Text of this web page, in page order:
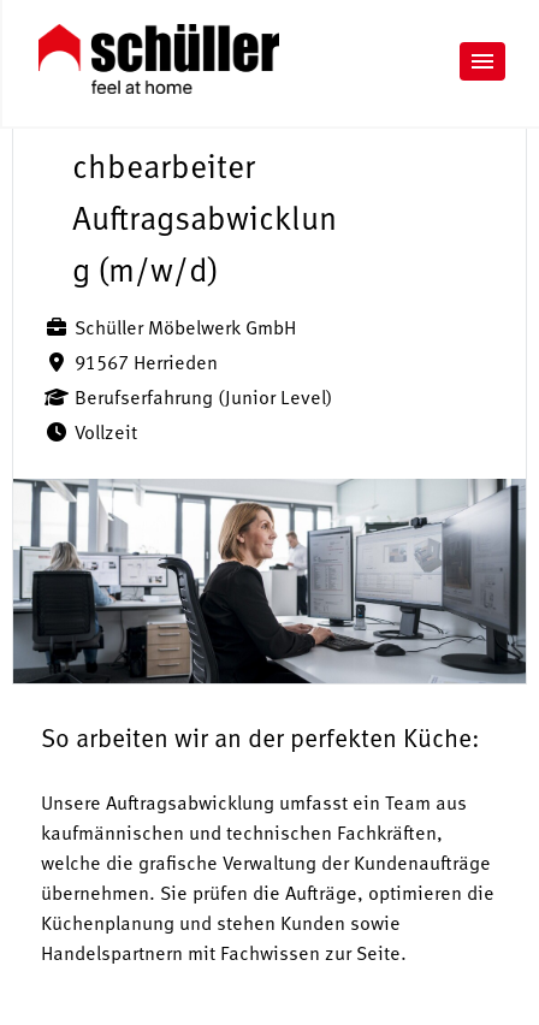
chbearbeiter
Auftragsabwicklun
g (m/w/d)
Schüller Möbelwerk GmbH
91567 Herrieden
Berufserfahrung (Junior Level)
Vollzeit
So arbeiten wir an der perfekten Küche:
Unsere Auftragsabwicklung umfasst ein Team aus
kaufmännischen und technischen Fachkräften,
welche die grafische Verwaltung der Kundenaufträge
übernehmen. Sie prüfen die Aufträge, optimieren die
Küchenplanung und stehen Kunden sowie
Handelspartnern mit Fachwissen zur Seite.